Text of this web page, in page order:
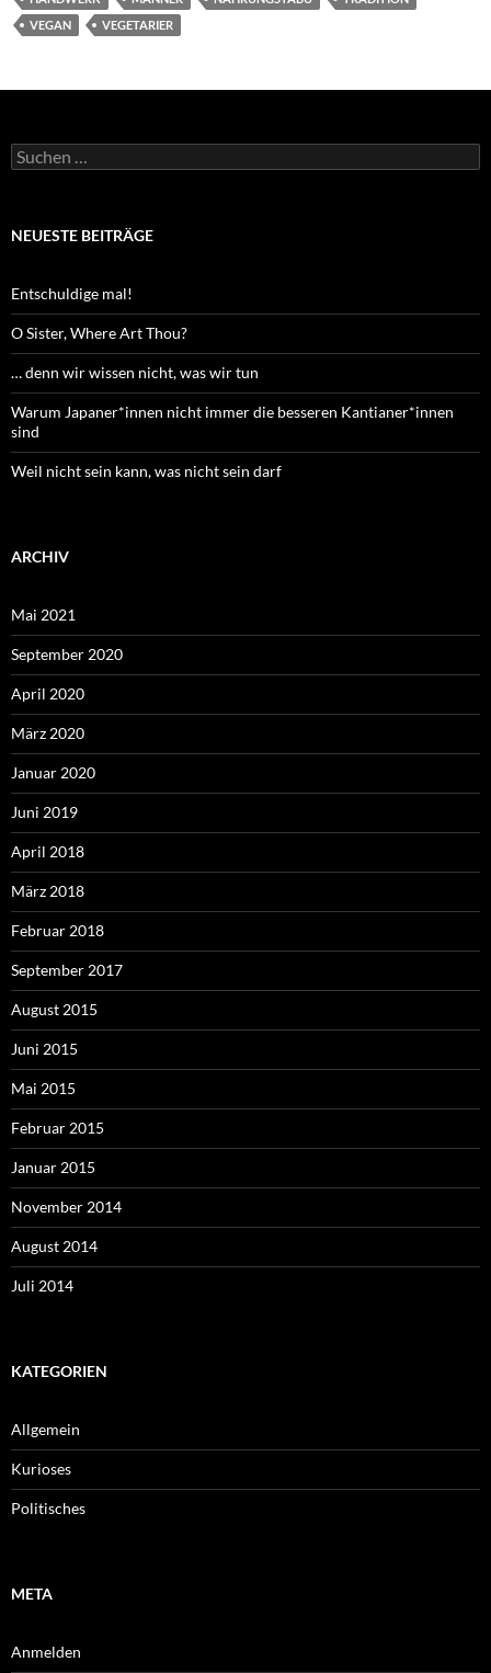
VEGAN
VEGETARIER
Suchen
nach:
NEUESTE BEITRÄGE
Entschuldige mal!
O Sister, Where Art Thou?
… denn wir wissen nicht, was wir tun
Warum Japaner*innen nicht immer die besseren Kantianer*innen
sind
Weil nicht sein kann, was nicht sein darf
ARCHIV
Mai 2021
September 2020
April 2020
März 2020
Januar 2020
Juni 2019
April 2018
März 2018
Februar 2018
September 2017
August 2015
Juni 2015
Mai 2015
Februar 2015
Januar 2015
November 2014
August 2014
Juli 2014
KATEGORIEN
Allgemein
Kurioses
Politisches
META
Anmelden